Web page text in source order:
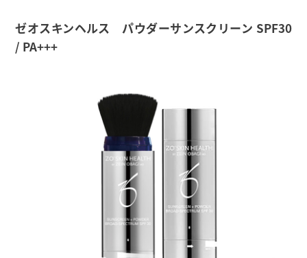
ゼオスキンヘルス パウダーサンスクリーン SPF30
/ PA+++